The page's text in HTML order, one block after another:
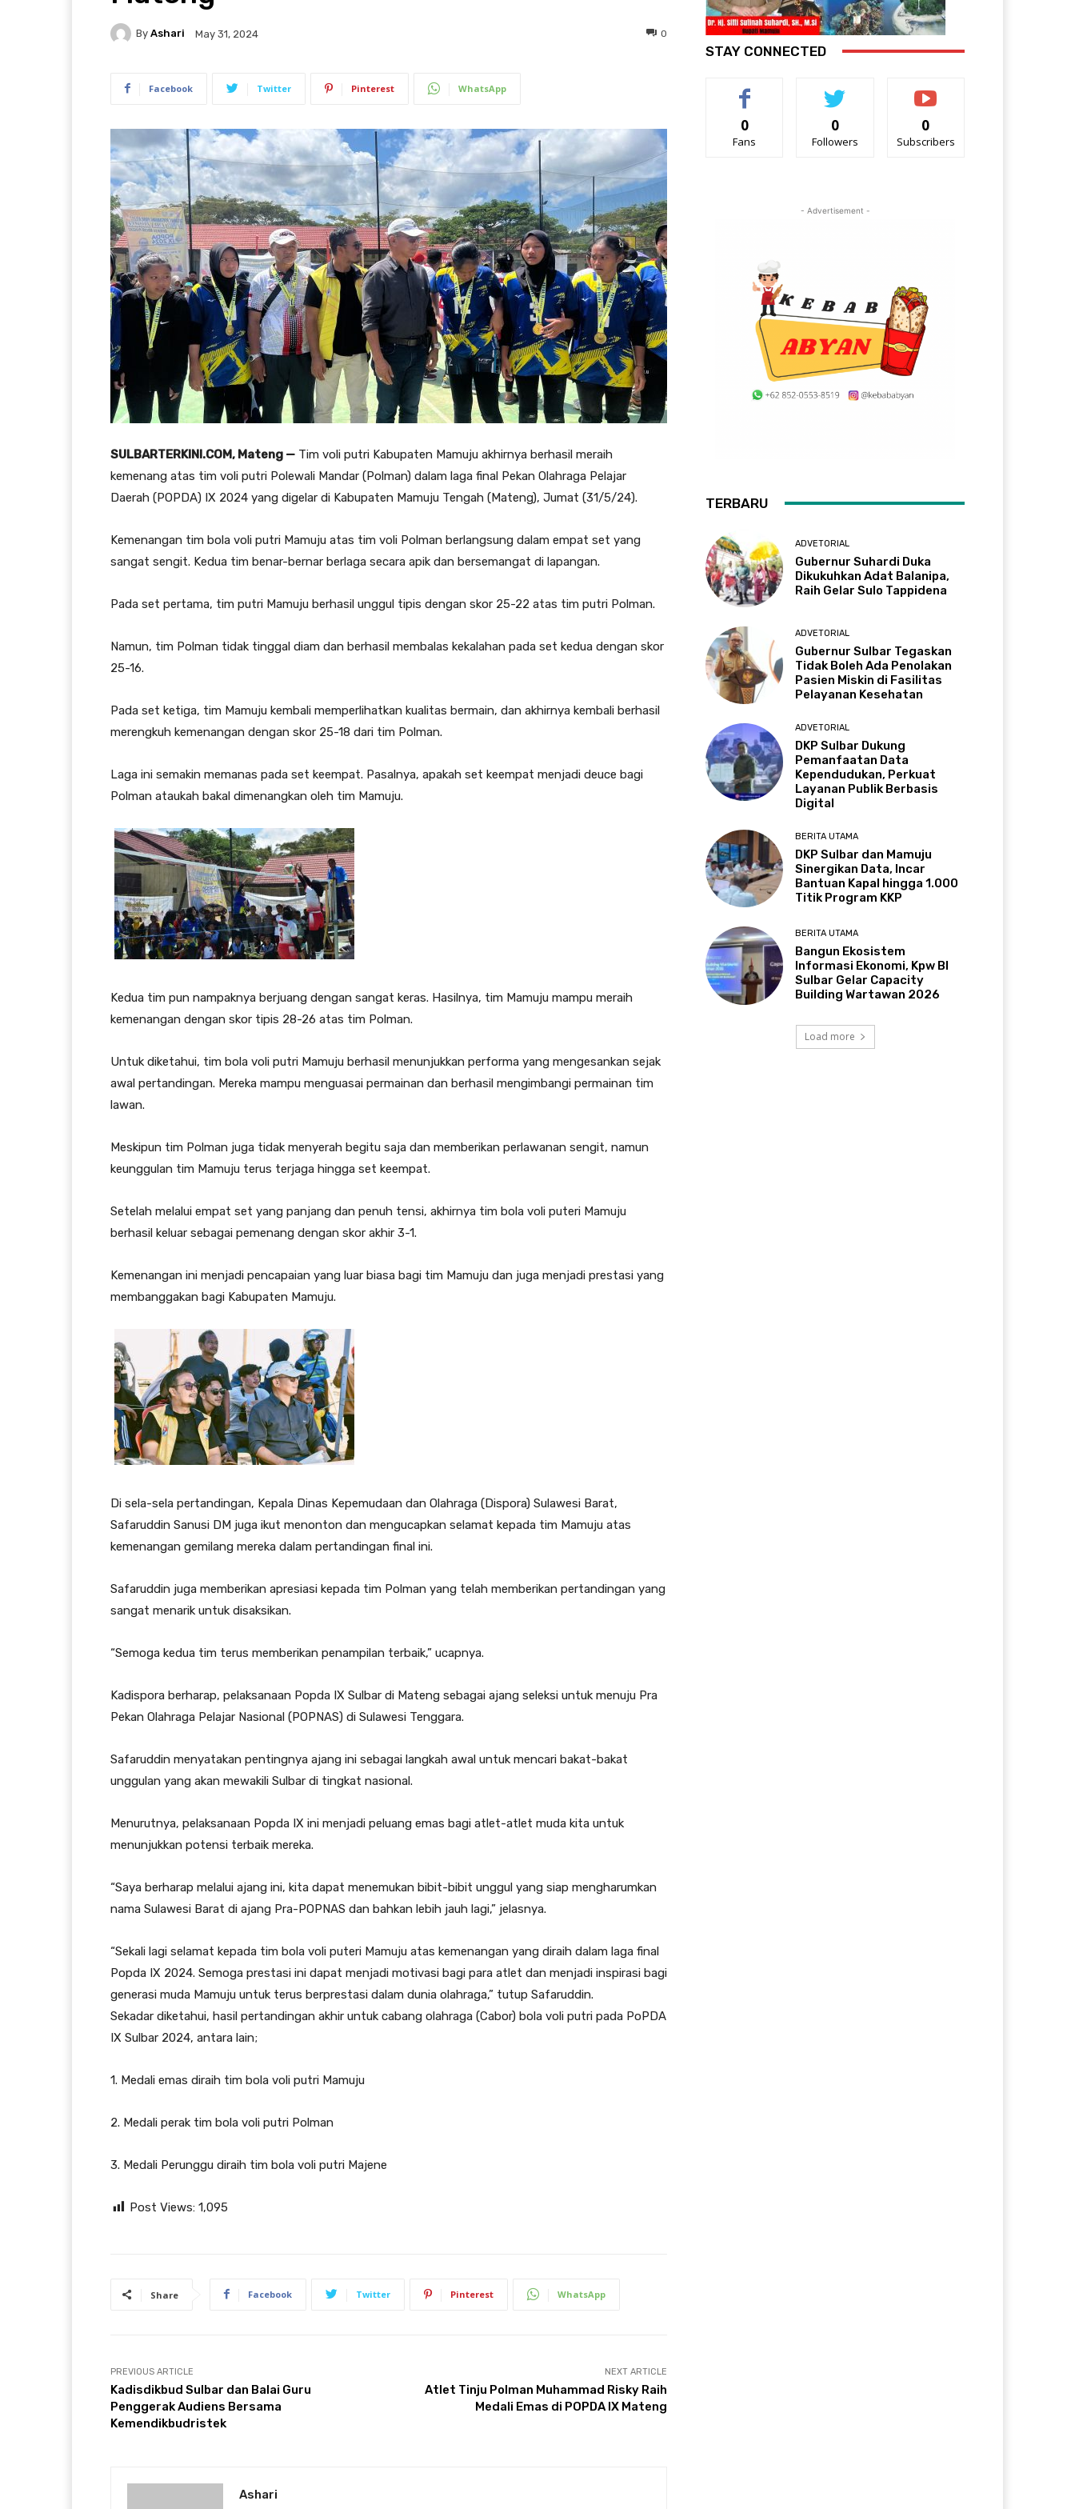
By Ashari May 31, 2024 0
Facebook Twitter Pinterest WhatsApp
SULBARTERKINI.COM, Mateng — Tim voli putri Kabupaten Mamuju akhirnya berhasil meraih
kemenang atas tim voli putri Polewali Mandar (Polman) dalam laga final Pekan Olahraga Pelajar
Daerah (POPDA) IX 2024 yang digelar di Kabupaten Mamuju Tengah (Mateng), Jumat (31/5/24).
Kemenangan tim bola voli putri Mamuju atas tim voli Polman berlangsung dalam empat set yang
sangat sengit. Kedua tim benar-bernar berlaga secara apik dan bersemangat di lapangan.
Pada set pertama, tim putri Mamuju berhasil unggul tipis dengan skor 25-22 atas tim putri Polman.
Namun, tim Polman tidak tinggal diam dan berhasil membalas kekalahan pada set kedua dengan skor
25-16.
Pada set ketiga, tim Mamuju kembali memperlihatkan kualitas bermain, dan akhirnya kembali berhasil
merengkuh kemenangan dengan skor 25-18 dari tim Polman.
Laga ini semakin memanas pada set keempat. Pasalnya, apakah set keempat menjadi deuce bagi
Polman ataukah bakal dimenangkan oleh tim Mamuju.
Kedua tim pun nampaknya berjuang dengan sangat keras. Hasilnya, tim Mamuju mampu meraih
kemenangan dengan skor tipis 28-26 atas tim Polman.
Untuk diketahui, tim bola voli putri Mamuju berhasil menunjukkan performa yang mengesankan sejak
awal pertandingan. Mereka mampu menguasai permainan dan berhasil mengimbangi permainan tim
lawan.
Meskipun tim Polman juga tidak menyerah begitu saja dan memberikan perlawanan sengit, namun
keunggulan tim Mamuju terus terjaga hingga set keempat.
Setelah melalui empat set yang panjang dan penuh tensi, akhirnya tim bola voli puteri Mamuju
berhasil keluar sebagai pemenang dengan skor akhir 3-1.
Kemenangan ini menjadi pencapaian yang luar biasa bagi tim Mamuju dan juga menjadi prestasi yang
membanggakan bagi Kabupaten Mamuju.
Di sela-sela pertandingan, Kepala Dinas Kepemudaan dan Olahraga (Dispora) Sulawesi Barat,
Safaruddin Sanusi DM juga ikut menonton dan mengucapkan selamat kepada tim Mamuju atas
kemenangan gemilang mereka dalam pertandingan final ini.
Safaruddin juga memberikan apresiasi kepada tim Polman yang telah memberikan pertandingan yang
sangat menarik untuk disaksikan.
“Semoga kedua tim terus memberikan penampilan terbaik,” ucapnya.
Kadispora berharap, pelaksanaan Popda IX Sulbar di Mateng sebagai ajang seleksi untuk menuju Pra
Pekan Olahraga Pelajar Nasional (POPNAS) di Sulawesi Tenggara.
Safaruddin menyatakan pentingnya ajang ini sebagai langkah awal untuk mencari bakat-bakat
unggulan yang akan mewakili Sulbar di tingkat nasional.
Menurutnya, pelaksanaan Popda IX ini menjadi peluang emas bagi atlet-atlet muda kita untuk
menunjukkan potensi terbaik mereka.
“Saya berharap melalui ajang ini, kita dapat menemukan bibit-bibit unggul yang siap mengharumkan
nama Sulawesi Barat di ajang Pra-POPNAS dan bahkan lebih jauh lagi,” jelasnya.
“Sekali lagi selamat kepada tim bola voli puteri Mamuju atas kemenangan yang diraih dalam laga final
Popda IX 2024. Semoga prestasi ini dapat menjadi motivasi bagi para atlet dan menjadi inspirasi bagi
generasi muda Mamuju untuk terus berprestasi dalam dunia olahraga,” tutup Safaruddin.
Sekadar diketahui, hasil pertandingan akhir untuk cabang olahraga (Cabor) bola voli putri pada PoPDA
IX Sulbar 2024, antara lain;
1. Medali emas diraih tim bola voli putri Mamuju
2. Medali perak tim bola voli putri Polman
3. Medali Perunggu diraih tim bola voli putri Majene
Post Views: 1,095
Share Facebook Twitter Pinterest WhatsApp
PREVIOUS ARTICLE
Kadisdikbud Sulbar dan Balai Guru
Penggerak Audiens Bersama
Kemendikbudristek
NEXT ARTICLE
Atlet Tinju Polman Muhammad Risky Raih
Medali Emas di POPDA IX Mateng
Ashari
STAY CONNECTED
0
Fans
0
Followers
0
Subscribers
- Advertisement -
TERBARU
ADVETORIAL
Gubernur Suhardi Duka
Dikukuhkan Adat Balanipa,
Raih Gelar Sulo Tappidena
ADVETORIAL
Gubernur Sulbar Tegaskan
Tidak Boleh Ada Penolakan
Pasien Miskin di Fasilitas
Pelayanan Kesehatan
ADVETORIAL
DKP Sulbar Dukung
Pemanfaatan Data
Kependudukan, Perkuat
Layanan Publik Berbasis
Digital
BERITA UTAMA
DKP Sulbar dan Mamuju
Sinergikan Data, Incar
Bantuan Kapal hingga 1.000
Titik Program KKP
BERITA UTAMA
Bangun Ekosistem
Informasi Ekonomi, Kpw BI
Sulbar Gelar Capacity
Building Wartawan 2026
Load more